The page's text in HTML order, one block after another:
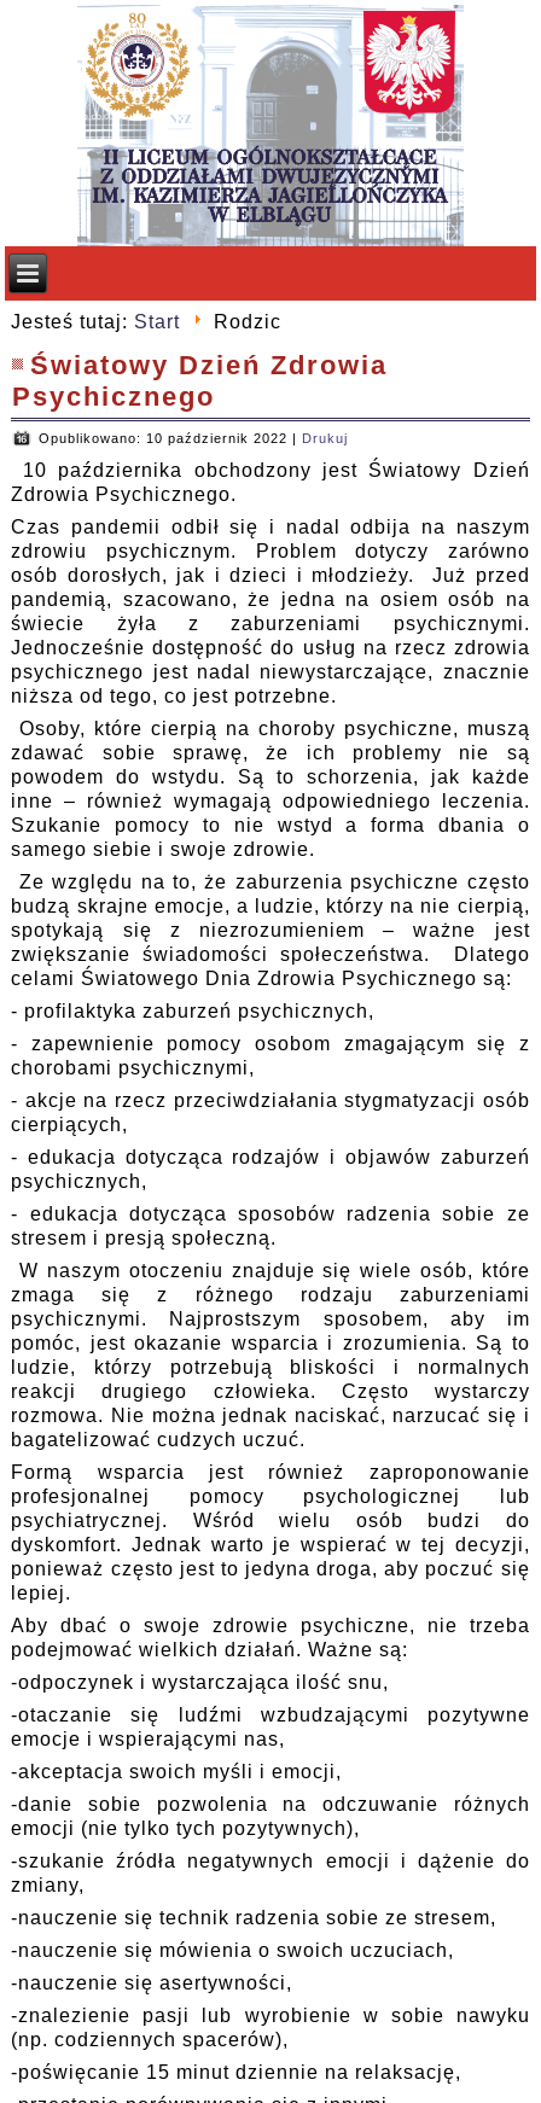
Jesteś tutaj: Start Rodzic
Światowy Dzień Zdrowia
Psychicznego
Opublikowano: 10 październik 2022 | Drukuj
10 października obchodzony jest Światowy Dzień
Zdrowia Psychicznego.
Czas pandemii odbił się i nadal odbija na naszym
zdrowiu psychicznym. Problem dotyczy zarówno
osób dorosłych, jak i dzieci i młodzieży. Już przed
pandemią, szacowano, że jedna na osiem osób na
świecie żyła z zaburzeniami psychicznymi.
Jednocześnie dostępność do usług na rzecz zdrowia
psychicznego jest nadal niewystarczające, znacznie
niższa od tego, co jest potrzebne.
Osoby, które cierpią na choroby psychiczne, muszą
zdawać sobie sprawę, że ich problemy nie są
powodem do wstydu. Są to schorzenia, jak każde
inne – również wymagają odpowiedniego leczenia.
Szukanie pomocy to nie wstyd a forma dbania o
samego siebie i swoje zdrowie.
Ze względu na to, że zaburzenia psychiczne często
budzą skrajne emocje, a ludzie, którzy na nie cierpią,
spotykają się z niezrozumieniem – ważne jest
zwiększanie świadomości społeczeństwa. Dlatego
celami Światowego Dnia Zdrowia Psychicznego są:
- profilaktyka zaburzeń psychicznych,
- zapewnienie pomocy osobom zmagającym się z
chorobami psychicznymi,
- akcje na rzecz przeciwdziałania stygmatyzacji osób
cierpiących,
- edukacja dotycząca rodzajów i objawów zaburzeń
psychicznych,
- edukacja dotycząca sposobów radzenia sobie ze
stresem i presją społeczną.
W naszym otoczeniu znajduje się wiele osób, które
zmaga się z różnego rodzaju zaburzeniami
psychicznymi. Najprostszym sposobem, aby im
pomóc, jest okazanie wsparcia i zrozumienia. Są to
ludzie, którzy potrzebują bliskości i normalnych
reakcji drugiego człowieka. Często wystarczy
rozmowa. Nie można jednak naciskać, narzucać się i
bagatelizować cudzych uczuć.
Formą wsparcia jest również zaproponowanie
profesjonalnej pomocy psychologicznej lub
psychiatrycznej. Wśród wielu osób budzi do
dyskomfort. Jednak warto je wspierać w tej decyzji,
ponieważ często jest to jedyna droga, aby poczuć się
lepiej.
Aby dbać o swoje zdrowie psychiczne, nie trzeba
podejmować wielkich działań. Ważne są:
-odpoczynek i wystarczająca ilość snu,
-otaczanie się ludźmi wzbudzającymi pozytywne
emocje i wspierającymi nas,
-akceptacja swoich myśli i emocji,
-danie sobie pozwolenia na odczuwanie różnych
emocji (nie tylko tych pozytywnych),
-szukanie źródła negatywnych emocji i dążenie do
zmiany,
-nauczenie się technik radzenia sobie ze stresem,
-nauczenie się mówienia o swoich uczuciach,
-nauczenie się asertywności,
-znalezienie pasji lub wyrobienie w sobie nawyku
(np. codziennych spacerów),
-poświęcanie 15 minut dziennie na relaksację,